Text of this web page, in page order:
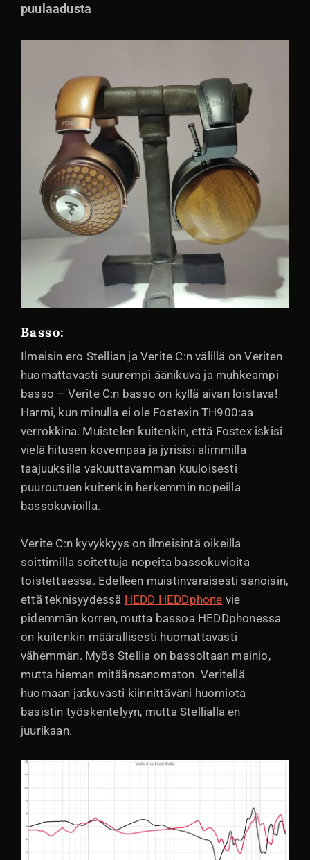
puulaadusta
Basso:
Ilmeisin ero Stellian ja Verite C:n välillä on Veriten
huomattavasti suurempi äänikuva ja muhkeampi
basso – Verite C:n basso on kyllä aivan loistava!
Harmi, kun minulla ei ole Fostexin TH900:aa
verrokkina. Muistelen kuitenkin, että Fostex iskisi
vielä hitusen kovempaa ja jyrisisi alimmilla
taajuuksilla vakuuttavamman kuuloisesti
puuroutuen kuitenkin herkemmin nopeilla
bassokuvioilla.
Verite C:n kyvykkyys on ilmeisintä oikeilla
soittimilla soitettuja nopeita bassokuvioita
toistettaessa. Edelleen muistinvaraisesti sanoisin,
että teknisyydessä HEDD HEDDphone vie
pidemmän korren, mutta bassoa HEDDphonessa
on kuitenkin määrällisesti huomattavasti
vähemmän. Myös Stellia on bassoltaan mainio,
mutta hieman mitäänsanomaton. Veritellä
huomaan jatkuvasti kiinnittäväni huomiota
basistin työskentelyyn, mutta Stellialla en
juurikaan.